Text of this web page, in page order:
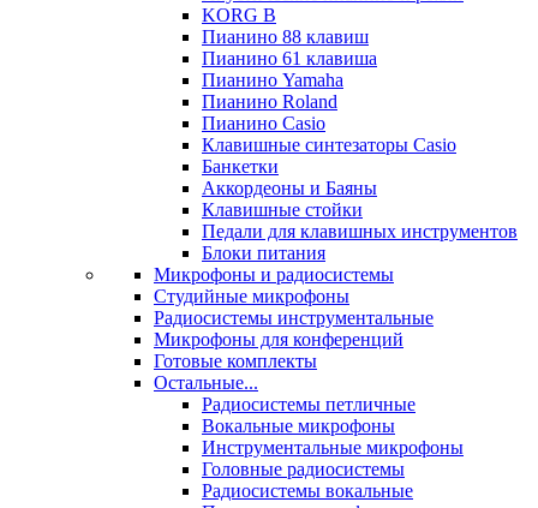
KORG B
Пианино 88 клавиш
Пианино 61 клавиша
Пианино Yamaha
Пианино Roland
Пианино Casio
Клавишные синтезаторы Casio
Банкетки
Аккордеоны и Баяны
Клавишные стойки
Педали для клавишных инструментов
Блоки питания
Микрофоны и радиосистемы
Студийные микрофоны
Радиосистемы инструментальные
Микрофоны для конференций
Готовые комплекты
Остальные...
Радиосистемы петличные
Вокальные микрофоны
Инструментальные микрофоны
Головные радиосистемы
Радиосистемы вокальные